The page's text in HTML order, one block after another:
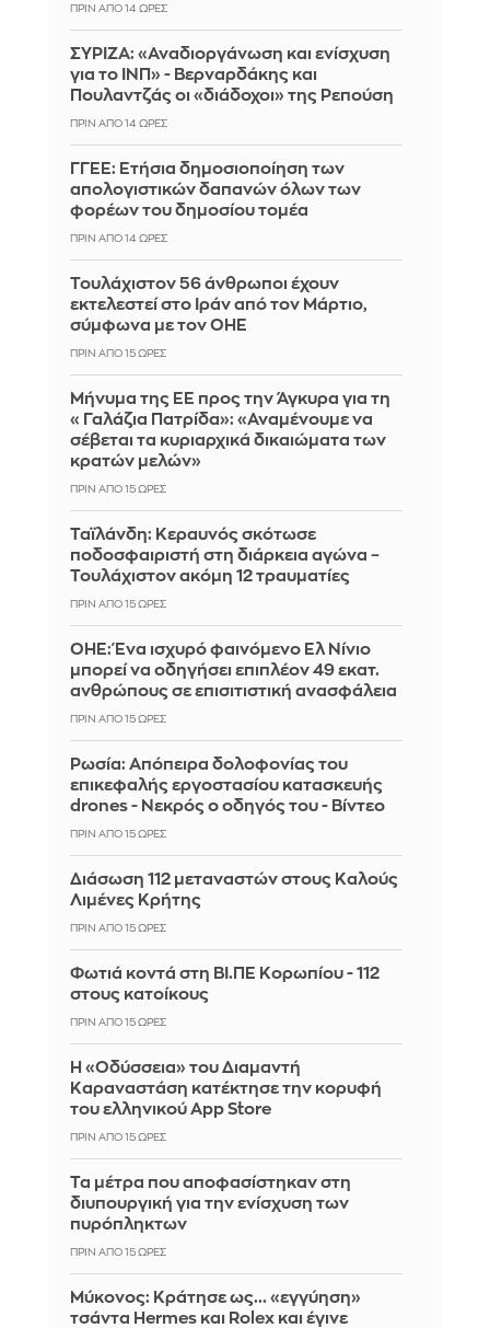
ΠΡΙΝ ΑΠΌ 14 ΏΡΕΣ
ΣΥΡΙΖΑ: «Αναδιοργάνωση και ενίσχυση
για το ΙΝΠ» - Βερναρδάκης και
Πουλαντζάς οι «διάδοχοι» της Ρεπούση
ΠΡΙΝ ΑΠΌ 14 ΏΡΕΣ
ΓΓΕΕ: Eτήσια δημοσιοποίηση των
απολογιστικών δαπανών όλων των
φορέων του δημοσίου τομέα
ΠΡΙΝ ΑΠΌ 14 ΏΡΕΣ
Τουλάχιστον 56 άνθρωποι έχουν
εκτελεστεί στο Ιράν από τον Μάρτιο,
σύμφωνα με τον ΟΗΕ
ΠΡΙΝ ΑΠΌ 15 ΏΡΕΣ
Μήνυμα της ΕΕ προς την Άγκυρα για τη
«Γαλάζια Πατρίδα»: «Αναμένουμε να
σέβεται τα κυριαρχικά δικαιώματα των
κρατών μελών»
ΠΡΙΝ ΑΠΌ 15 ΏΡΕΣ
Ταϊλάνδη: Κεραυνός σκότωσε
ποδοσφαιριστή στη διάρκεια αγώνα –
Τουλάχιστον ακόμη 12 τραυματίες
ΠΡΙΝ ΑΠΌ 15 ΏΡΕΣ
ΟΗΕ: Ένα ισχυρό φαινόμενο Ελ Νίνιο
μπορεί να οδηγήσει επιπλέον 49 εκατ.
ανθρώπους σε επισιτιστική ανασφάλεια
ΠΡΙΝ ΑΠΌ 15 ΏΡΕΣ
Ρωσία: Απόπειρα δολοφονίας του
επικεφαλής εργοστασίου κατασκευής
drones - Νεκρός ο οδηγός του - Βίντεο
ΠΡΙΝ ΑΠΌ 15 ΏΡΕΣ
Διάσωση 112 μεταναστών στους Καλούς
Λιμένες Κρήτης
ΠΡΙΝ ΑΠΌ 15 ΏΡΕΣ
Φωτιά κοντά στη ΒΙ.ΠΕ Κορωπίου - 112
στους κατοίκους
ΠΡΙΝ ΑΠΌ 15 ΏΡΕΣ
Η «Οδύσσεια» του Διαμαντή
Καραναστάση κατέκτησε την κορυφή
του ελληνικού App Store
ΠΡΙΝ ΑΠΌ 15 ΏΡΕΣ
Τα μέτρα που αποφασίστηκαν στη
διυπουργική για την ενίσχυση των
πυρόπληκτων
ΠΡΙΝ ΑΠΌ 15 ΏΡΕΣ
Μύκονος: Κράτησε ως... «εγγύηση»
τσάντα Hermes και Rolex και έγινε